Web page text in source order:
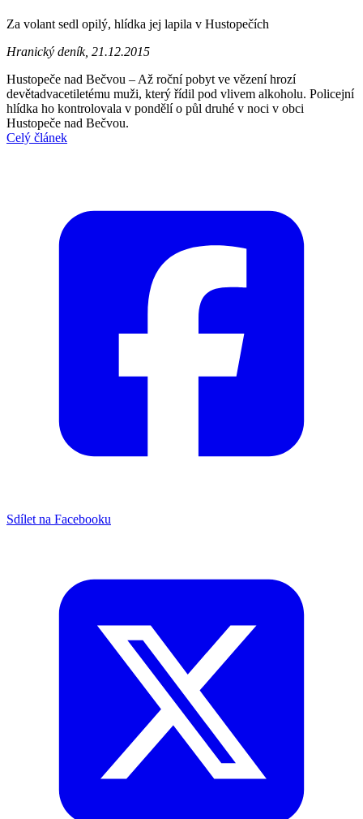
Za volant sedl opilý, hlídka jej lapila v Hustopečích
Hranický deník, 21.12.2015
Hustopeče nad Bečvou – Až roční pobyt ve vězení hrozí
devětadvacetiletému muži, který řídil pod vlivem alkoholu. Policejní
hlídka ho kontrolovala v pondělí o půl druhé v noci v obci
Hustopeče nad Bečvou.
Celý článek
Sdílet na Facebooku